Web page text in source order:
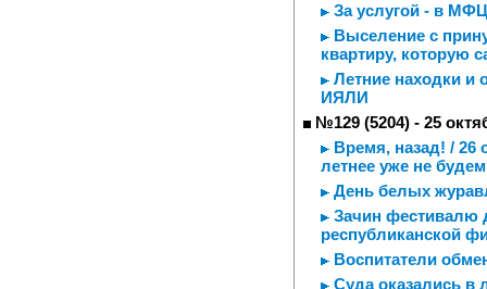
За услугой - в МФЦ
Выселение с
квартиру, которую
Летние находки и
ИЯЛИ
№129 (5204) - 25
Время, назад! / 26
летнее уже не будем
День белых
Зачин фестивалю
республиканской
Воспитатели
Суда оказались в